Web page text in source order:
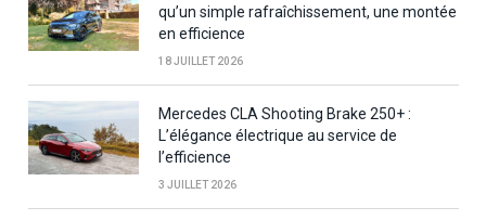
qu’un simple rafraîchissement, une montée
en efficience
18 JUILLET 2026
Mercedes CLA Shooting Brake 250+ :
L’élégance électrique au service de
l’efficience
3 JUILLET 2026